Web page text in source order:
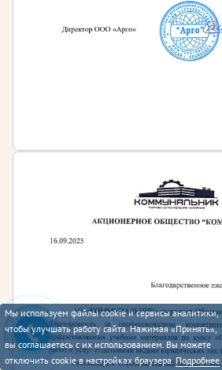
Мы используем файлы cookie и сервисы аналитики,
чтобы улучшать работу сайта. Нажимая «Принять»,
вы соглашаетесь с их использованием. Вы можете
отключить cookie в настройках браузера.Подробнее.